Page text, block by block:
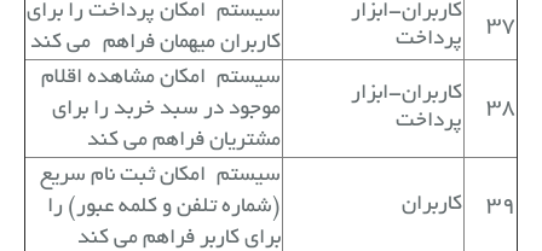
37
کاربران-ابزار
پرداخت
سیستم امکان پرداخت را برای
کاربران میهمان فراهم می کند
38
کاربران-ابزار
پرداخت
سیستم امکان مشاهده اقلام
موجود در سبد خربد را برای
مشتریان فراهم می کند
39 کاربران
سیستم امکان ثبت نام سریع
(شماره تلفن و کلمه عبور) را
برای کاربر فراهم می کند